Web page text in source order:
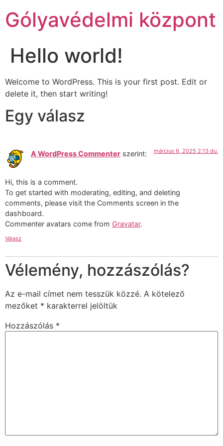
tartalomhoz
Gólyavédelmi központ
Hello world!
Welcome to WordPress. This is your first post. Edit or
delete it, then start writing!
Egy válasz
A WordPress Commenter szerint: március 6, 2025 2:13 du.
Hi, this is a comment.
To get started with moderating, editing, and deleting
comments, please visit the Comments screen in the
dashboard.
Commenter avatars come from Gravatar.
Válasz
Vélemény, hozzászólás?
Az e-mail címet nem tesszük közzé. A kötelező
mezőket * karakterrel jelöltük
Hozzászólás *